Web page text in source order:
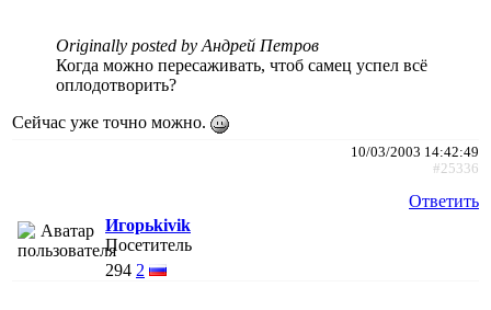
Originally posted by Андрей Петров
Когда можно пересаживать, чтоб самец успел всё
оплодотворить?
Сейчас уже точно можно.
10/03/2003 14:42:49
#25336
Ответить
Игорьkivik
Посетитель
294 2